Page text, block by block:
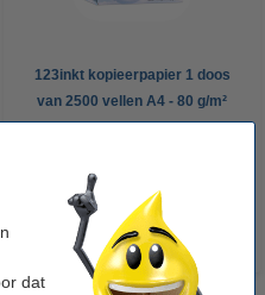
dat
123inkt kopieerpapier 1 doos
van 2500 vellen A4 - 80 g/m²